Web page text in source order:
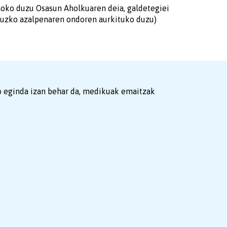
duzu Osasun Aholkuaren deia, galdetegiei
azalpenaren ondoren aurkituko duzu)
izan behar da, medikuak emaitzak